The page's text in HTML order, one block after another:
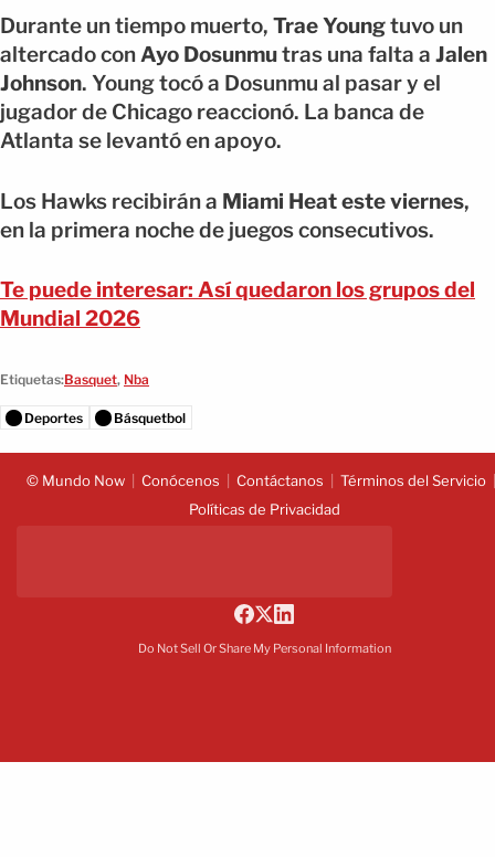
Durante un tiempo muerto, Trae Youngtuvo un
altercado conAyo Dosunmutras una falta a Jalen
Johnson. Young tocó a Dosunmu al pasar y el
jugador de Chicago reaccionó. La banca de
Atlanta se levantó en apoyo.
Los Hawks recibirán a Miami Heat este viernes,
en la primera noche de juegos consecutivos.
Te puede interesar: Así quedaron los grupos del
Mundial 2026
Etiquetas:Basquet, Nba
Deportes Básquetbol
© Mundo Now Conócenos Contáctanos
Términos del Servicio
Políticas de Privacidad
Do Not Sell Or Share My Personal Information